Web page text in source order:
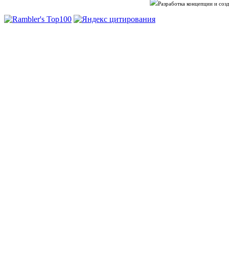
Разработка концепции и